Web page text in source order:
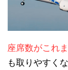
座席数がこれ
も取りやすく